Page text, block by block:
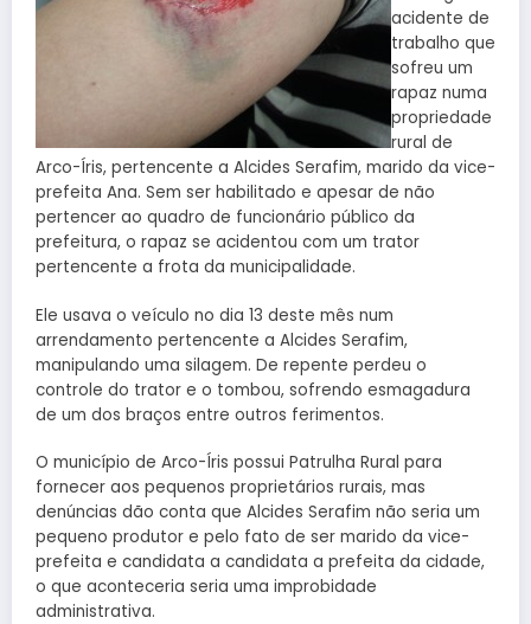
acidente de
trabalho que
sofreu um
rapaz numa
propriedade
rural de
Arco-Íris, pertencente a Alcides Serafim, marido da vice-
prefeita Ana. Sem ser habilitado e apesar de não
pertencer ao quadro de funcionário público da
prefeitura, o rapaz se acidentou com um trator
pertencente a frota da municipalidade.
Ele usava o veículo no dia 13 deste mês num
arrendamento pertencente a Alcides Serafim,
manipulando uma silagem. De repente perdeu o
controle do trator e o tombou, sofrendo esmagadura
de um dos braços entre outros ferimentos.
O município de Arco-Íris possui Patrulha Rural para
fornecer aos pequenos proprietários rurais, mas
denúncias dão conta que Alcides Serafim não seria um
pequeno produtor e pelo fato de ser marido da vice-
prefeita e candidata a candidata a prefeita da cidade,
o que aconteceria seria uma improbidade
administrativa.